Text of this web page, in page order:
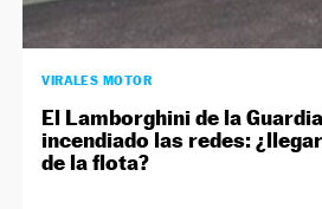
VIRALES MOTOR
El Lamborghini de la
incendiado las redes:
de la flota?